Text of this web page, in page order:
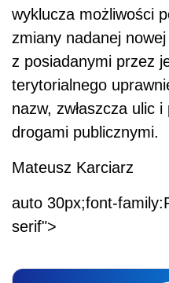
wyklucza możliwości
zmiany nadanej
z posiadanymi przez
terytorialnego
nazw, zwłaszcza ulic
drogami publicznymi.
Mateusz Karciarz
auto 30px;font-
serif">